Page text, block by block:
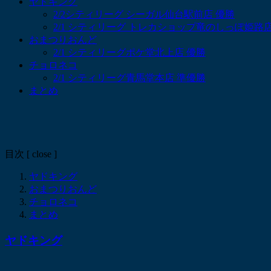
2/2シティリーグ シーガル仙台駅前店 優勝
2/1 シティリーグ トレカショップ竜のしっぽ姫路
おまつりおんど
2/1 シティリーグポケ堂北上店 優勝
チョロネコ
2/1 シティリーグ青馬堂本店 準優勝
まとめ
目次 [ close ]
ヤドキング
おまつりおんど
チョロネコ
まとめ
ヤドキング